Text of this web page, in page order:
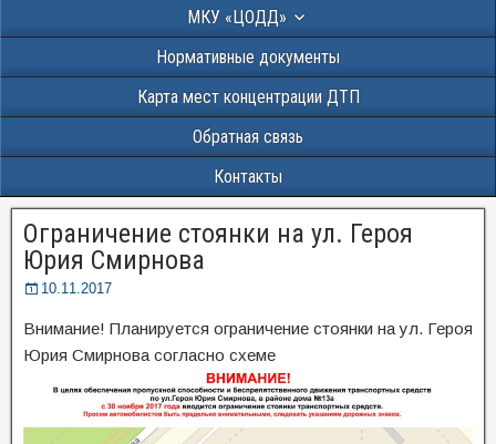
МКУ «ЦОДД»
Нормативные документы
Карта мест концентрации ДТП
Обратная связь
Контакты
Ограничение стоянки на ул. Героя
Юрия Смирнова
10.11.2017
Внимание! Планируется ограничение стоянки на ул. Героя
Юрия Смирнова согласно схеме